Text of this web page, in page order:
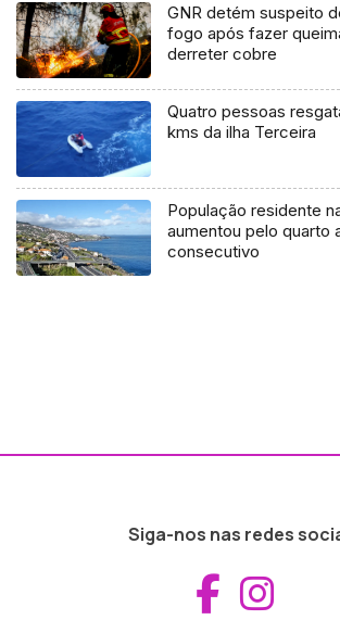
GNR detém suspeito
fogo após fazer
derreter cobre
Quatro pessoas
kms da ilha Terceira
População residente
aumentou pelo quarto
consecutivo
Siga-nos nas redes